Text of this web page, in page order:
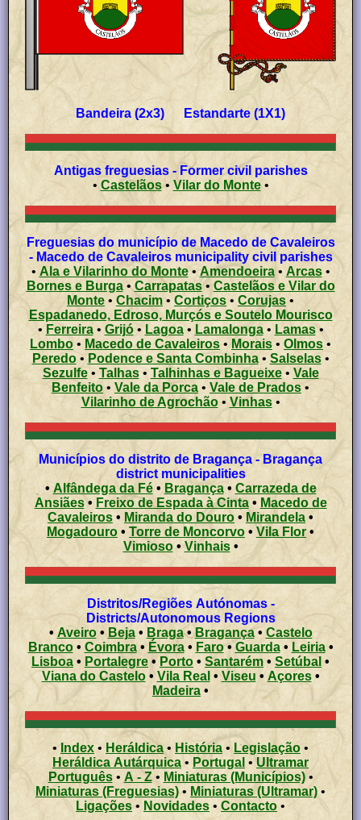
Bandeira (2x3) Estandarte (1X1)
Antigas freguesias - Former civil parishes
• Castelãos• Vilar do Monte•
Freguesias do município de Macedo de Cavaleiros
- Macedo de Cavaleiros municipality civil parishes
• Ala e Vilarinho do Monte• Amendoeira• Arcas•
Bornes e Burga •Carrapatas •Castelãos e Vilar do
Monte • Chacim •Cortiços • Corujas •
Espadanedo, Edroso, Murçós e Soutelo Mourisco
• Ferreira• Grijó• Lagoa• Lamalonga• Lamas•
Lombo • Macedo de Cavaleiros • Morais • Olmos •
Peredo• Podence e Santa Combinha • Salselas•
Sezulfe• Talhas• Talhinhas e Bagueixe • Vale
Benfeito• Vale da Porca • Vale de Prados•
Vilarinho de Agrochão•Vinhas•
Municípios do distrito de Bragança - Bragança
district municipalities
•Alfândega da Fé• Bragança• Carrazeda de
Ansiães• Freixo de Espada à Cinta• Macedo de
Cavaleiros • Miranda do Douro • Mirandela •
Mogadouro • Torre de Moncorvo • Vila Flor •
Vimioso•Vinhais•
Distritos/Regiões Autónomas -
Districts/Autonomous Regions
• Aveiro• Beja• Braga•Bragança• Castelo
Branco• Coimbra• Évora• Faro•Guarda• Leiria•
Lisboa • Portalegre• Porto • Santarém • Setúbal •
Viana do Castelo• Vila Real • Viseu• Açores •
Madeira •
• Index• Heráldica • História • Legislação •
Heráldica Autárquica • Portugal •Ultramar
Português• A - Z• Miniaturas (Municípios)•
Miniaturas (Freguesias) • Miniaturas (Ultramar)•
Ligações • Novidades • Contacto •